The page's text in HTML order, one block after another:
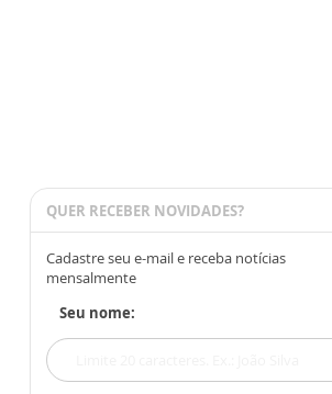
QUER RECEBER NOVIDADES?
Cadastre seu e-mail e receba notícias
mensalmente
Seu nome: